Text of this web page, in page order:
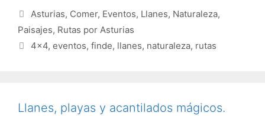
Categorías
Asturias, Comer, Eventos, Llanes, Naturaleza,
Paisajes, Rutas por Asturias
Etiquetas
4x4, eventos, finde, llanes, naturaleza, rutas
Llanes, playas y acantilados mágicos.